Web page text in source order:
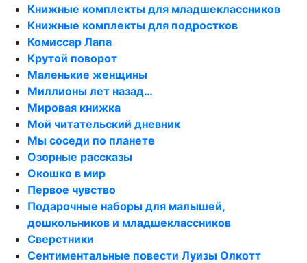
Книжные комплекты для младшеклассников
Книжные комплекты для подростков
Комиссар Лапа
Крутой поворот
Маленькие женщины
Миллионы лет назад…
Мировая книжка
Мой читательский дневник
Мы соседи по планете
Озорные рассказы
Окошко в мир
Первое чувство
Подарочные наборы для малышей,
дошкольников и младшеклассников
Сверстники
Сентиментальные повести Луизы Олкотт